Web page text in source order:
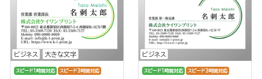
ビジネス 大きな文字
スピード1時間対応 スピード3時間対応
ビジネス
スピード1時間対応 スピード3時間対応